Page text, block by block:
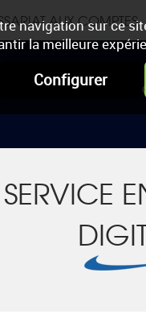
navigation sur ce
la meilleure
Configurer
AUX COMPTES
MISSIONS ET